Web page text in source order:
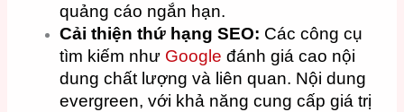
quảng cáo ngắn hạn.
Cải thiện thứ hạng SEO: Các công cụ
tìm kiếm như Google đánh giá cao nội
dung chất lượng và liên quan. Nội dung
evergreen, với khả năng cung cấp giá trị